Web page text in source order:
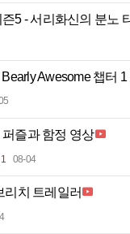
5 - 서리화신의 분노
Awesome 챕터 1
즐과 함정 영상
08-04
리치 트레일러